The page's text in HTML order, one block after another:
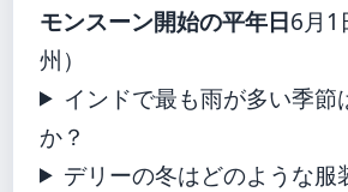
モンスーン開始の平年日6月1
州）
インドで最も雨が多い季節
か？
デリーの冬はどのような服